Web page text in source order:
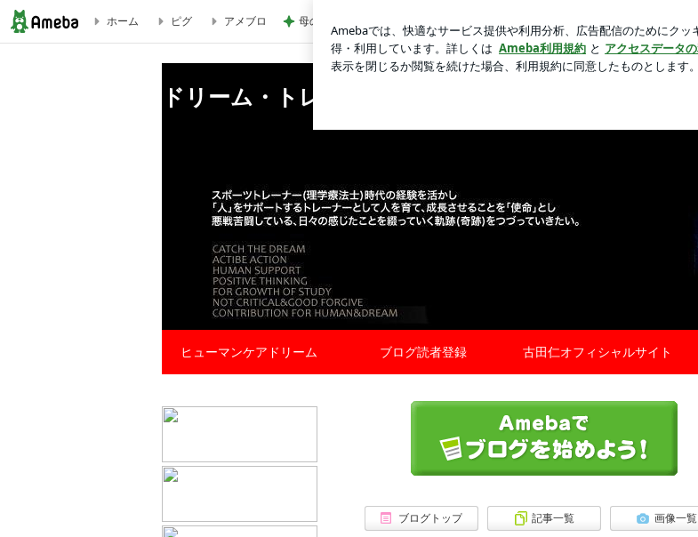
ホーム ピグ アメブロ 母の人の好き嫌いで起きた出来事
ドリーム・トレーナーの挑戦日記
ブログトップ 記事一覧 画像一覧
ヒューマンケアドリーム ブログ読者登録 古田仁オフィシャルサイト